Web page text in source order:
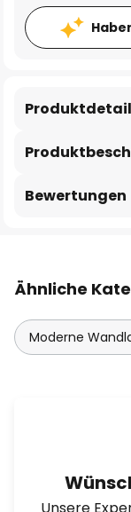
Bewertungen
Ähnliche
Moderne